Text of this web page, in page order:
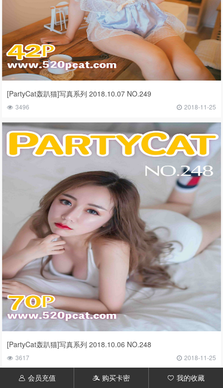
[PartyCat轰趴猫]写真系列 2018.10.07 NO.249
3496 2018-11-25
[PartyCat轰趴猫]写真系列 2018.10.06 NO.248
3617 2018-11-25
󦃱 会员充值 󦇱 购买卡密 󦆁 我的收藏